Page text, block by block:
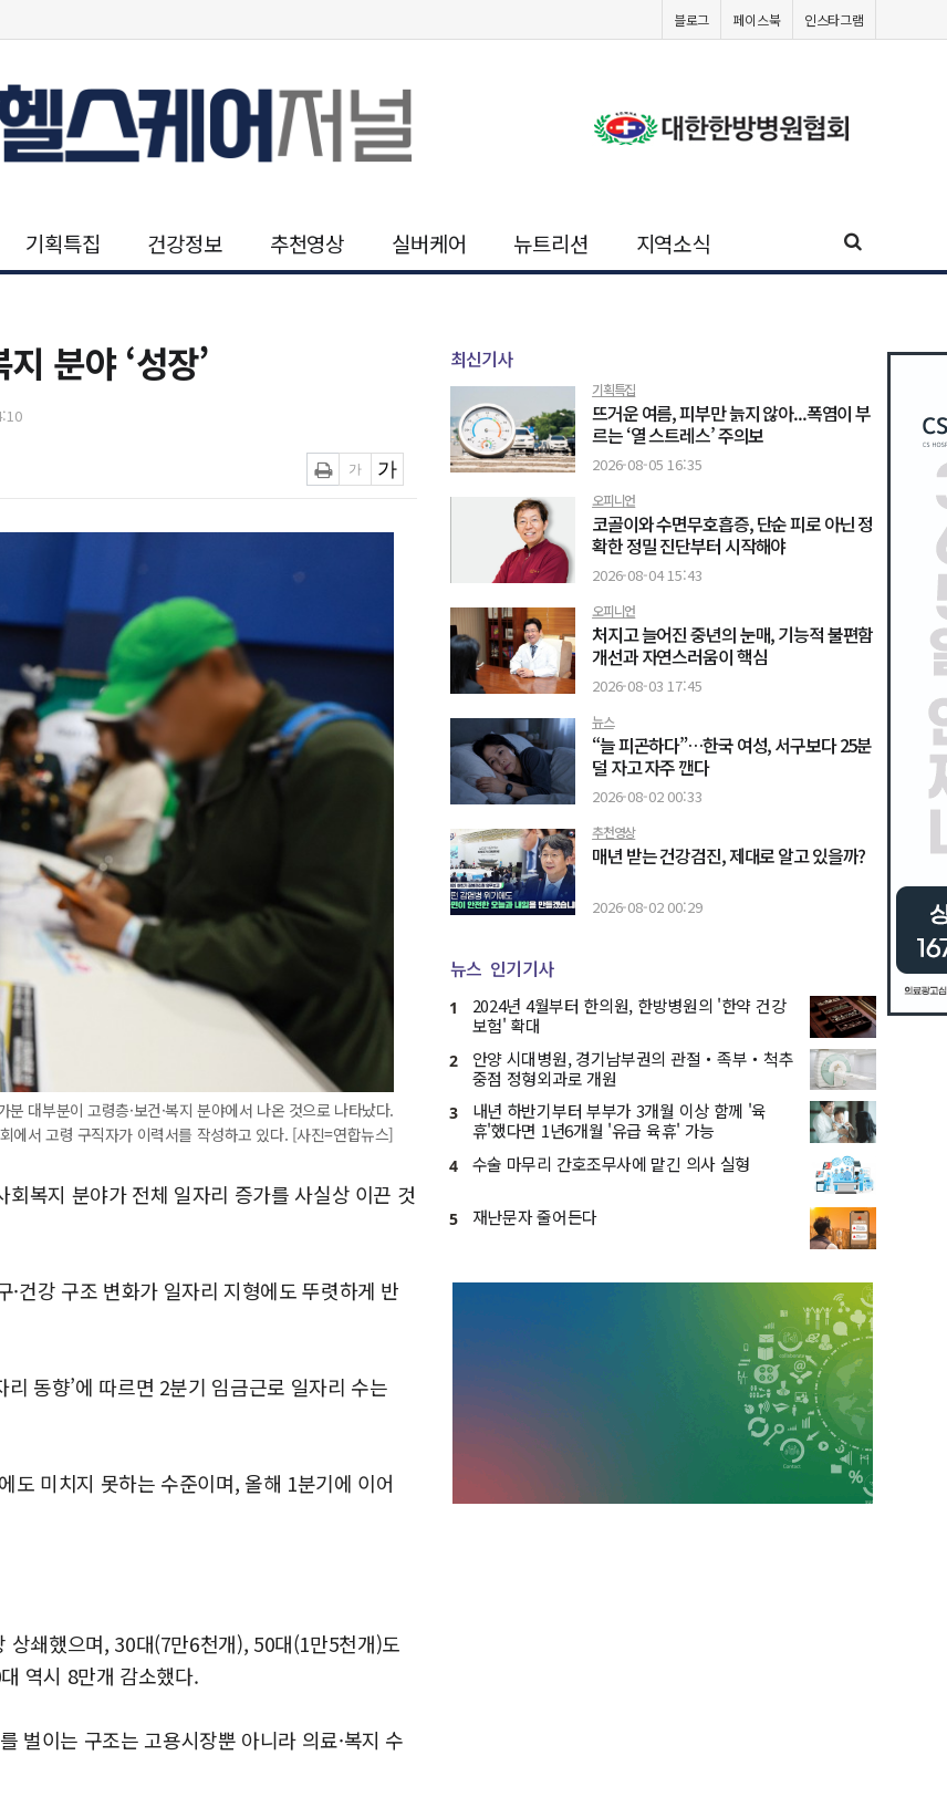
블로그 페이스북 인스타그램
기획특집 건강정보 추천영상 실버케어 뉴트리션 지역소식
분야 ‘성장’
대부분이 고령층·보건·복지 분야에서 나온 것으로 나타났다.
에서 고령 구직자가 이력서를 작성하고 있다. [사진=연합뉴스]
복지 분야가 전체 일자리 증가를 사실상 이끈 것
건강 구조 변화가 일자리 지형에도 뚜렷하게 반
동향’에 따르면 2분기 임금근로 일자리 수는
도 미치지 못하는 수준이며, 올해 1분기에 이어
쇄했으며, 30대(7만6천개), 50대(1만5천개)도
역시 8만개 감소했다.
벌이는 구조는 고용시장뿐 아니라 의료·복지 수
최신기사
기획특집
뜨거운 여름, 피부만 늙지 않아...폭염이 부
르는 ‘열 스트레스’ 주의보
2026-08-05 16:35
오피니언
코골이와 수면무호흡증, 단순 피로 아닌 정
확한 정밀 진단부터 시작해야
2026-08-04 15:43
오피니언
처지고 늘어진 중년의 눈매, 기능적 불편함
개선과 자연스러움이 핵심
2026-08-03 17:45
뉴스
“늘 피곤하다”…한국 여성, 서구보다 25분
덜 자고 자주 깬다
2026-08-02 00:33
추천영상
매년 받는 건강검진, 제대로 알고 있을까?
2026-08-02 00:29
뉴스 인기기사
1
2024년 4월부터 한의원, 한방병원의 '한약 건강
보험' 확대
2
안양 시대병원, 경기남부권의 관절・족부・척추
중점 정형외과로 개원
3
내년 하반기부터 부부가 3개월 이상 함께 '육
휴'했다면 1년6개월 '유급 육휴' 가능
4 수술 마무리 간호조무사에 맡긴 의사 실형
5 재난문자 줄어든다